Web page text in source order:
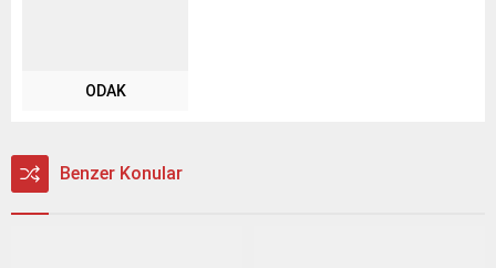
ODAK
Benzer Konular